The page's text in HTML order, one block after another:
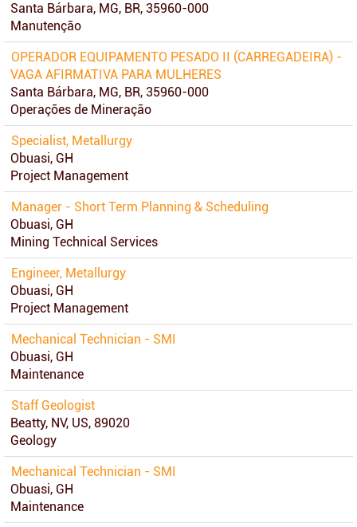
Santa Bárbara, MG, BR, 35960-000
Manutenção
OPERADOR EQUIPAMENTO PESADO II (CARREGADEIRA) -
VAGA AFIRMATIVA PARA MULHERES
Santa Bárbara, MG, BR, 35960-000
Operações de Mineração
Specialist, Metallurgy
Obuasi, GH
Project Management
Manager - Short Term Planning & Scheduling
Obuasi, GH
Mining Technical Services
Engineer, Metallurgy
Obuasi, GH
Project Management
Mechanical Technician - SMI
Obuasi, GH
Maintenance
Staff Geologist
Beatty, NV, US, 89020
Geology
Mechanical Technician - SMI
Obuasi, GH
Maintenance